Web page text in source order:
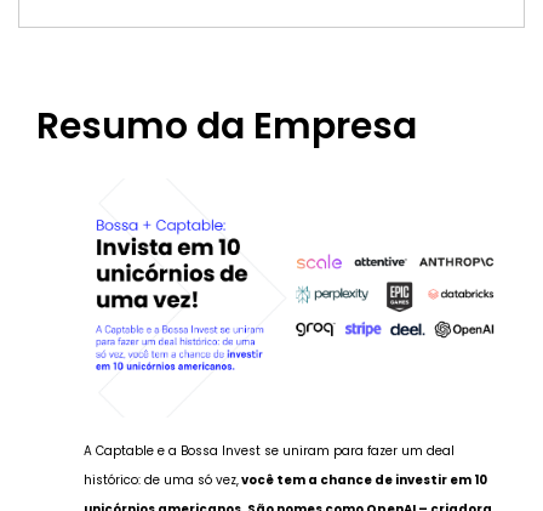
Resumo da Empresa
A Captable e a Bossa Invest se uniram para fazer um deal
histórico: de uma só vez,você tem a chance de investir em 10